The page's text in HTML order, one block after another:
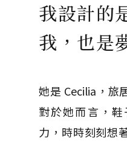
我設計的
我，也是
她是 Cecilia，旅
對於她而言，
力，時時刻刻想